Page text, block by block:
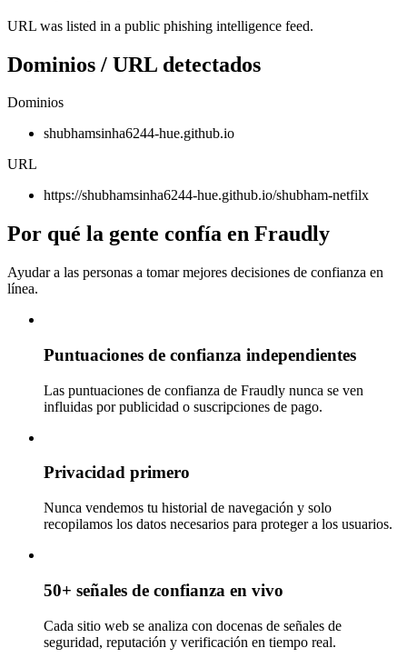
URL was listed in a public phishing intelligence feed.
Dominios / URL detectados
Dominios
shubhamsinha6244-hue.github.io
URL
https://shubhamsinha6244-hue.github.io/shubham-netfilx
Por qué la gente confía en Fraudly
Ayudar a las personas a tomar mejores decisiones de confianza en
línea.
Puntuaciones de confianza independientes
Las puntuaciones de confianza de Fraudly nunca se ven
influidas por publicidad o suscripciones de pago.
Privacidad primero
Nunca vendemos tu historial de navegación y solo
recopilamos los datos necesarios para proteger a los usuarios.
50+ señales de confianza en vivo
Cada sitio web se analiza con docenas de señales de
seguridad, reputación y verificación en tiempo real.